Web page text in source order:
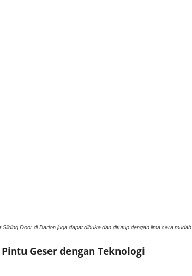
Sliding Door di Darion juga dapat dibuka dan ditutup dengan lima cara mudah
Geser dengan Teknologi